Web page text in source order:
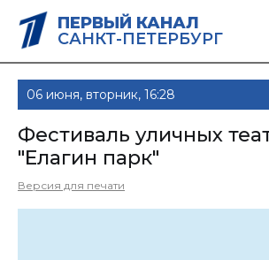
ПЕРВЫЙ КАНАЛ
САНКТ-ПЕТЕРБУРГ
06 июня, вторник, 16:28
Фестиваль уличных
"Елагин парк"
Версия для печати